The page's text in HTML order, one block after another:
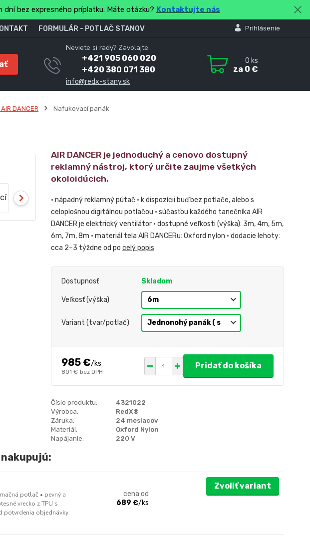
dní bez expresného príplatku. Máte otázku? Kontaktujte nás
FORMULÁR - POTLAČ STANOV Prihlásenie
Neviete si rady? Zavolajte.
+421 905 060 020
+420 380 071 380
info@redx-stany.sk
0 ks
za 0 €
DANCER Nafukovací panák
AIR DANCER je jednoduchý a cenovo dostupný
reklamný nástroj, ktorý určite zaujme všetkých
okoloidúcich.
• nápadný reklamný pútač • k dispozícii buď bez potlače, alebo s
celoplošnou digitálnou potlačou • súčasťou každého tanečníka AIR
DANCER je elektrický ventilátor • dostupné veľkosti (výška): 3m, 4m, 5m,
6m, 7m, 8m • materiál tela AIR DANCERu: Oxford nylon • dodacie lehoty:
cca 2–3 týždne od po celý popis
Dostupnosť Skladom
Veľkosť (výška)
Variant (tvar/potlač)
985 €/ks
801 € bez DPH
Pridať do košíka
Číslo produktu:
4321022
Výrobca:
RedX®
Záruka:
24 mesiacov
Materiál:
Oxford Nylon
Napájanie:
220 V
potlač • pevný a
vrecko z TPU s
potvrdenia objednávky:
cena od
689 €/ks
Zvoliť variant